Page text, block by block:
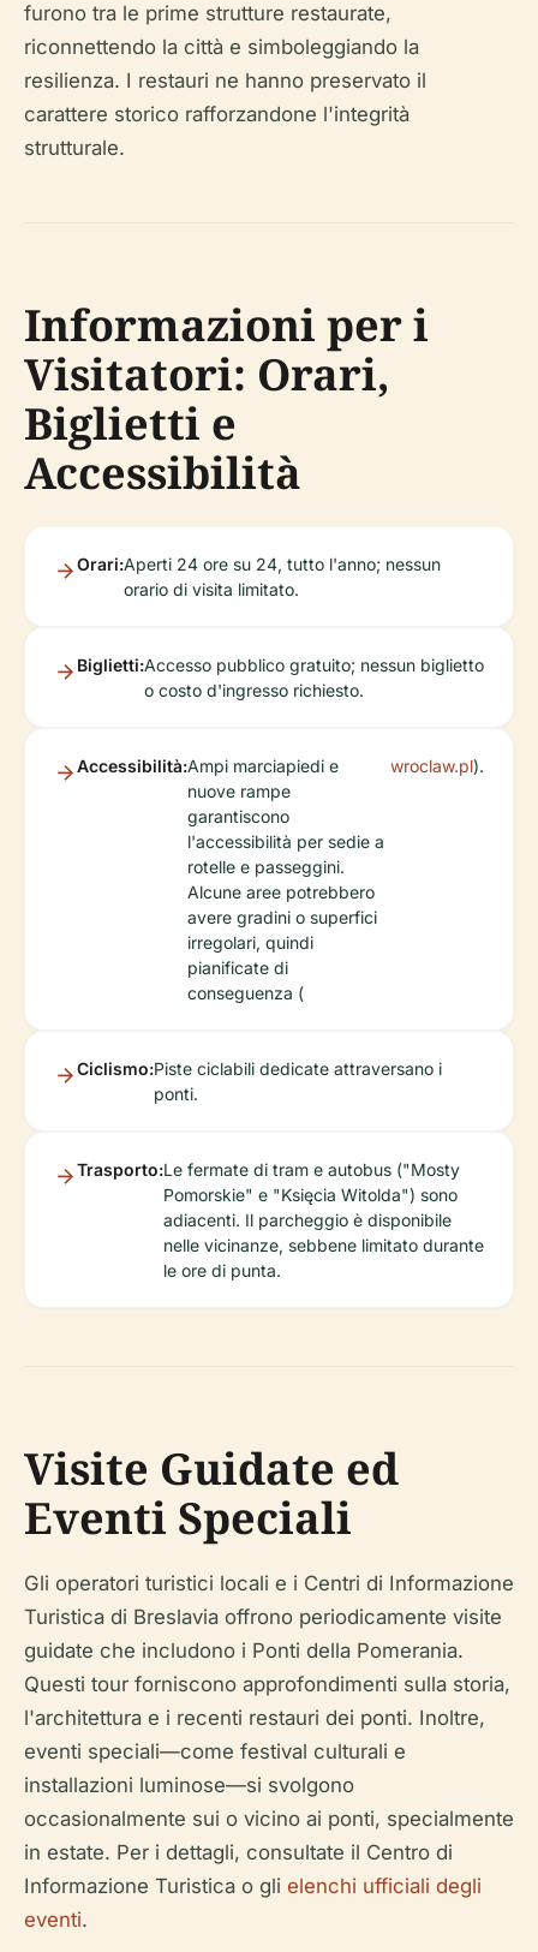
furono tra le prime strutture restaurate,
riconnettendo la città e simboleggiando la
resilienza. I restauri ne hanno preservato il
carattere storico rafforzandone l'integrità
strutturale.
Informazioni per i
Visitatori: Orari,
Biglietti e
Accessibilità
Orari:Aperti 24 ore su 24, tutto l'anno; nessun
orario di visita limitato.
Biglietti:Accesso pubblico gratuito; nessun biglietto
o costo d'ingresso richiesto.
Accessibilità:Ampi marciapiedi e
nuove rampe
garantiscono
l'accessibilità per sedie a
rotelle e passeggini.
Alcune aree potrebbero
avere gradini o superfici
irregolari, quindi
pianificate di
conseguenza (
wroclaw.pl).
Ciclismo:Piste ciclabili dedicate attraversano i
ponti.
Trasporto:Le fermate di tram e autobus ("Mosty
Pomorskie" e "Księcia Witolda") sono
adiacenti. Il parcheggio è disponibile
nelle vicinanze, sebbene limitato durante
le ore di punta.
Visite Guidate ed
Eventi Speciali
Gli operatori turistici locali e i Centri di Informazione
Turistica di Breslavia offrono periodicamente visite
guidate che includono i Ponti della Pomerania.
Questi tour forniscono approfondimenti sulla storia,
l'architettura e i recenti restauri dei ponti. Inoltre,
eventi speciali—come festival culturali e
installazioni luminose—si svolgono
occasionalmente sui o vicino ai ponti, specialmente
in estate. Per i dettagli, consultate il Centro di
Informazione Turistica o gli elenchi ufficiali degli
eventi.